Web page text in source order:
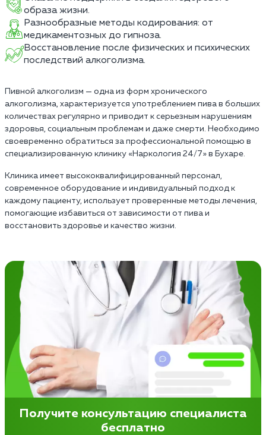
образа жизни.
Разнообразные методы кодирования: от
медикаментозных до гипноза.
Восстановление после физических и психических
последствий алкоголизма.
Пивной алкоголизм — одна из форм хронического
алкоголизма, характеризуется употреблением пива в больших
количествах регулярно и приводит к серьезным нарушениям
здоровья, социальным проблемам и даже смерти. Необходимо
своевременно обратиться за профессиональной помощью в
специализированную клинику «Наркология 24/7» в Бухаре.
Клиника имеет высококвалифицированный персонал,
современное оборудование и индивидуальный подход к
каждому пациенту, использует проверенные методы лечения,
помогающие избавиться от зависимости от пива и
восстановить здоровье и качество жизни.
Получите консультацию специалиста
бесплатно